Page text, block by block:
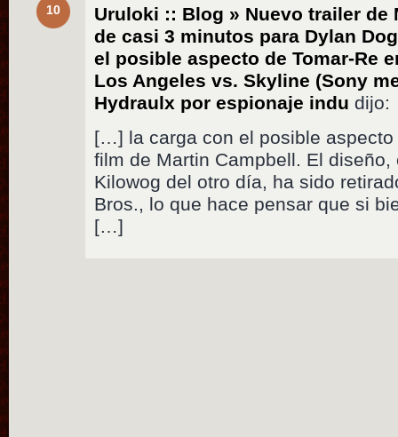
10
Uruloki :: Blog » Nuevo trailer de
de casi 3 minutos para Dylan
el posible aspecto de Tomar-Re
Los Angeles vs. Skyline (Sony
Hydraulx por espionaje indu dijo:
[…] la carga con el posible aspecto
film de Martin Campbell. El
Kilowog del otro día, ha sido
Bros., lo que hace pensar que si
[…]